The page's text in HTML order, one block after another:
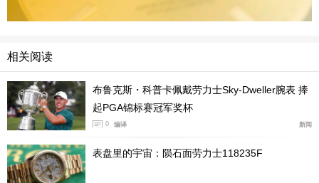
而推动劳力士涨价的原因，或许是因为今年黄金行情是过
去十年来最好的一年，直接影响了珠宝及腕表行业。正式
如此，劳力士分别在今年的1月和6月进行了两次涨价。不
过目前还不知这份涨价函内的信息是否属实，一切静待时
间验证。
相关阅读
布鲁克斯・科普卡佩戴劳力士Sky-Dweller腕表 捧
起PGA锦标赛冠军奖杯
0 编译 新闻
表盘里的宇宙：陨石面劳力士118235F